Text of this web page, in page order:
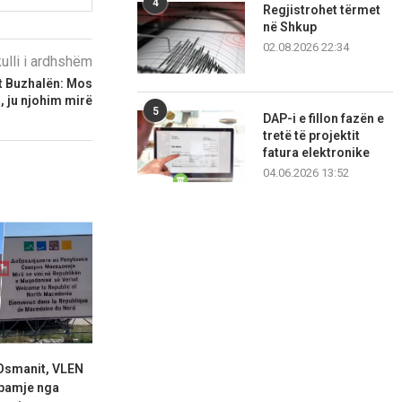
i ardhshëm
Buzhalën: Mos
ju njohim mirë
VLEN
nga
4
Regjistrohet tërmet
në Shkup
02.08.2026 22:34
5
DAP-i e fillon fazën e
tretë të projektit
fatura elektronike
04.06.2026 13:52